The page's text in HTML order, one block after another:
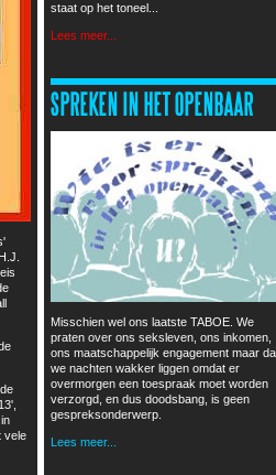
vele
staat op het toneel...
Lees meer...
Misschien wel ons laatste TABOE. We
praten over ons seksleven, ons inkomen,
ons maatschappelijk engagement maar
we nachten wakker liggen omdat er
overmorgen een toespraak moet worden
verzorgd, en dus doodsbang, is geen
gespreksonderwerp.
Lees meer...